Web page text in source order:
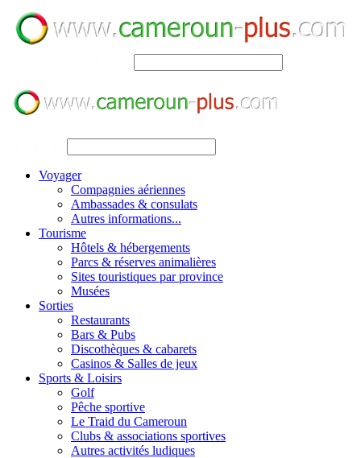
Voyager
Compagnies aériennes
Ambassades & consulats
Autres informations...
Tourisme
Hôtels & hébergements
Parcs & réserves animalières
Sites touristiques par province
Musées
Sorties
Restaurants
Bars & Pubs
Discothèques & cabarets
Casinos & Salles de jeux
Sports & Loisirs
Golf
Pêche sportive
Le Traid du Cameroun
Clubs & associations sportives
Autres activités ludiques